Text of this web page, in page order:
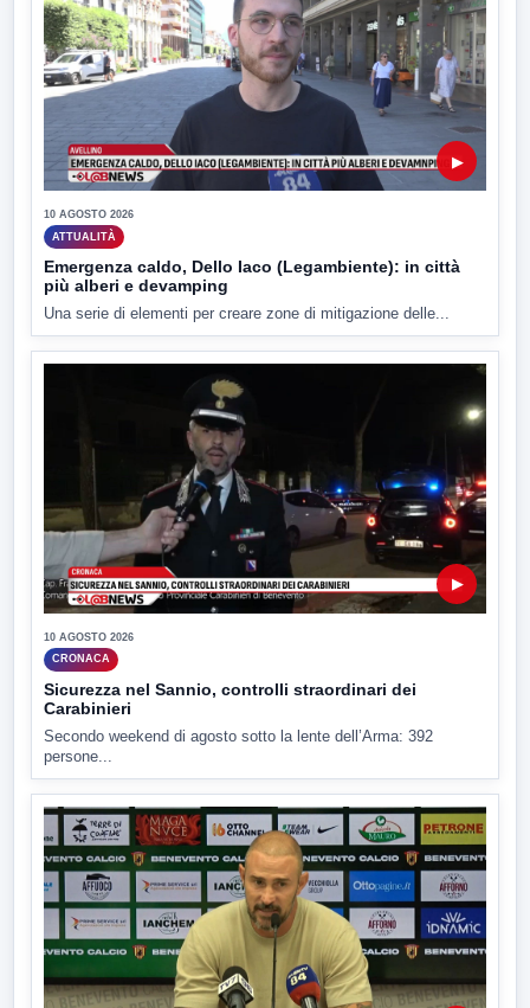
▶
10 AGOSTO 2026
ATTUALITÀ
Emergenza caldo, Dello Iaco (Legambiente): in città
più alberi e devamping
Una serie di elementi per creare zone di mitigazione delle...
▶
10 AGOSTO 2026
CRONACA
Sicurezza nel Sannio, controlli straordinari dei
Carabinieri
Secondo weekend di agosto sotto la lente dell’Arma: 392
persone...